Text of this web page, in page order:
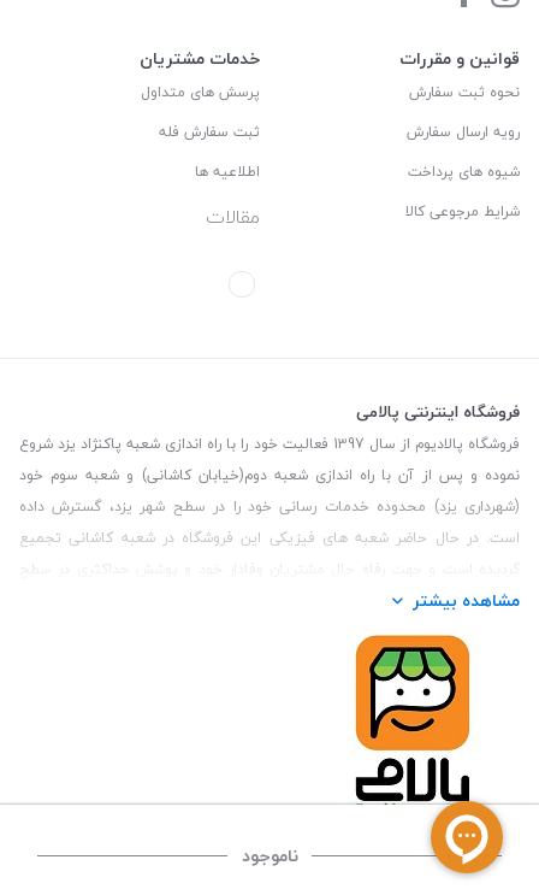
ناموجود
قوانین و مقررات
نحوه ثبت سفارش
رویه ارسال سفارش
شیوه های پرداخت
شرایط مرجوعی کالا
خدمات مشتریان
پرسش های متداول
ثبت سفارش فله
اطلاعیه ها
مقالات
فروشگاه اینترنتی پالامی
فروشگاه پالادیوم از سال 1397 فعالیت خود را با راه اندازی شعبه پاکنژاد یزد شروع
نموده و پس از آن با راه اندازی شعبه دوم(خیابان کاشانی) و شعبه سوم خود
(شهرداری یزد) محدوده خدمات رسانی خود را در سطح شهر یزد، گسترش داده
است. در حال حاضر شعبه های فیزیکی این فروشگاه در شعبه کاشانی تجمیع
گردیده است و جهت رفاه حال مشتریان وفادار خود و پوشش حداکثری در سطح
استان یزد و همچنین مشتریان سطح کشور، فروشگاه اینترنتی پالامی را راه اندازی
نموده است. هدف فروشگاه اینترنتی پالامی فراهم نمودن یک خرید اینترنتی
مطمئن، با کالاهای متنوع، باکیفیت و دارای قیمت مناسب می باشد که مشتری
بتواند در مدت زمان کوتاه کالاهای خود را سفارش داده و در زمان مورد نظر خود
تحویل بگیرد و در صورت وجود عدم تطابق سفارش و کالای تحویل شده ضمانت
بازگشت کالا هم داشته باشد. سابقه درخشان در فروش حضوری و جذب مشتریان و
انعقاد قرارداد با ارگان های دولتی و خصوصی از افتخارات این مجموعه می باشد.
یکی از مهم‌ترین دغدغه‌های کاربران خرید اینترنتی، این است که کالای خریداری
شده در زمان مورد نظر آنها بدستشان برسد، لذا فروشگاه اینترنتی پالامی این
قابلیت را دارد تا علاوه بر روش تعیین روز و ساعت تحویل سفارش به مشتری،
مشاهده بیشتر